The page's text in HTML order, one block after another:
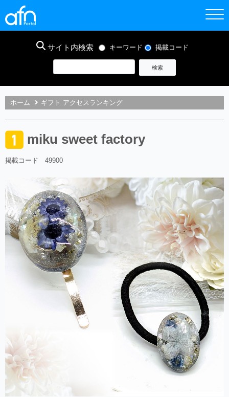
サイト内検索 キーワード 掲載コード
ホーム ギフト アクセスランキング
miku sweet factory
掲載コード 49900